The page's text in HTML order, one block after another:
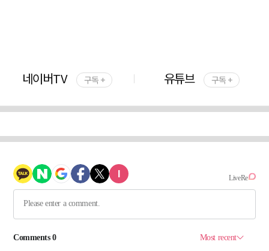
네이버TV 구독 + 유튜브 구독 +